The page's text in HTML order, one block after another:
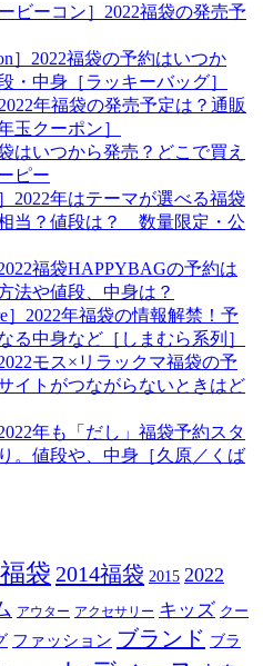
ビーコン］2022福袋の発売予
］2022福袋の予約はいつか
・中身［ラッキーバッグ］
年福袋の発売予定は？通販
玉クーポン］
はいつから発売？どこで買え
ピー
2022年はテーマが選べる福袋
当？値段は？ 数量限定・公
福袋HAPPYBAGの予約は
法や値段、中身は？
］2022年福袋の情報解禁！予
る中身など［しまむら系列］
モス×リラックマ福袋の予
イトがつながらないときはど
年も「だし」福袋予約スタ
。値段や、中身［久原／くば
袋 2014福袋 2015 2022
アウター アクセサリー キッズ クー
ファッション ブランド ブラ